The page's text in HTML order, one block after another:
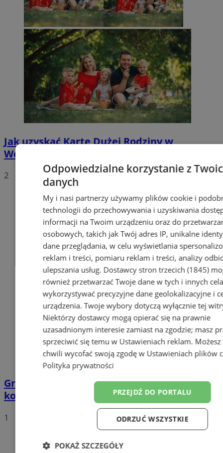
Jak uzyskać Kartę Dużej Rodziny w
Wodzisławiu? Poznaj plusy jej posiadania
2
Grupa motocyklistów zatrzymała
kompletnie pijanego mężczyznę
1
Odpowiedzialne korzystanie z
danych
My i nasi partnerzy używamy plików cookie i
technologii do przechowywania i uzyskiwania
informacji na Twoim urządzeniu oraz do
osobowych, takich jak Twój adres IP, unikalne
dane przeglądania, w celu wyświetlania
reklam i treści, pomiaru reklam i treści, analizy
ulepszania usług. Dostawcy stron trzecich (1845)
również przetwarzać Twoje dane w tych i innych
wykorzystywać precyzyjne dane geolokalizacyjne i
urządzenia. Twoje wybory dotyczą wyłącznie tej
Niektórzy dostawcy mogą opierać się na prawnie
uzasadnionym interesie zamiast na zgodzie; masz
sprzeciwić się temu w Ustawieniach reklam.
chwili wycofać swoją zgodę w Ustawieniach plików
Polityka prywatności
PRZEJDŹ DO PORTALU
ODRZUĆ WSZYSTKIE
POKAŻ SZCZEGÓŁY